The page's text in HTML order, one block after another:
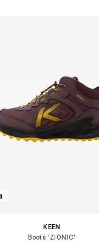
KEEN
Boots 'ZIONIC'